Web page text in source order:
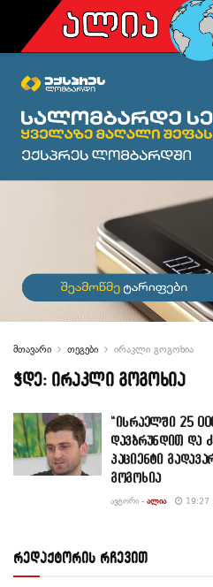
მთავარი თეგები ირაკლი გოგოხია
ჭდე: ირაკლი გოგოხია
“ისრაელში 25
დავბრუნდით და
პაციენტი
გოგოხია
ᲐᲕᲢᲝᲠᲘ - ᲐᲚᲘᲐ 19:27
რედაქტორის რჩევით